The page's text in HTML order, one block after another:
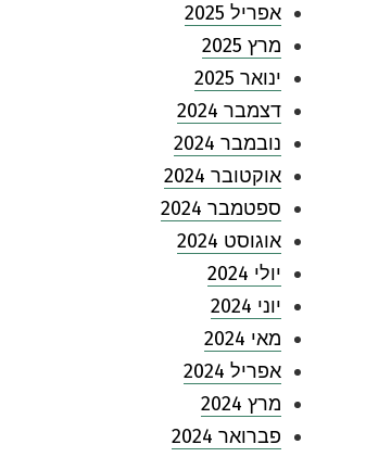
אפריל 2025
מרץ 2025
ינואר 2025
דצמבר 2024
נובמבר 2024
אוקטובר 2024
ספטמבר 2024
אוגוסט 2024
יולי 2024
יוני 2024
מאי 2024
אפריל 2024
מרץ 2024
פברואר 2024